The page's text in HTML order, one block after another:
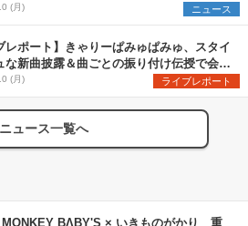
演アーティストの“渾身の1曲”をセレクト
(月) ニュース
レポート】きゃりーぱみゅぱみゅ、スタイ
な新曲披露＆曲ごとの振り付け伝授で会場
げまくる！＜LuckyFes’26＞
(月) ライブレポート
ニュース一覧へ
MONKEY BΛBY'S × いきものがかり 重